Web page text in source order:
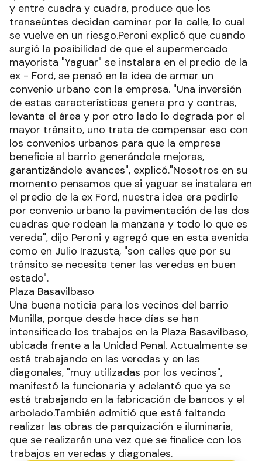
y entre cuadra y cuadra, produce que los
transeúntes decidan caminar por la calle, lo cual
se vuelve en un riesgo.Peroni explicó que cuando
surgió la posibilidad de que el supermercado
mayorista "Yaguar" se instalara en el predio de la
ex - Ford, se pensó en la idea de armar un
convenio urbano con la empresa. "Una inversión
de estas características genera pro y contras,
levanta el área y por otro lado lo degrada por el
mayor tránsito, uno trata de compensar eso con
los convenios urbanos para que la empresa
beneficie al barrio generándole mejoras,
garantizándole avances", explicó."Nosotros en su
momento pensamos que si yaguar se instalara en
el predio de la ex Ford, nuestra idea era pedirle
por convenio urbano la pavimentación de las dos
cuadras que rodean la manzana y todo lo que es
vereda", dijo Peroni y agregó que en esta avenida
como en Julio Irazusta, "son calles que por su
tránsito se necesita tener las veredas en buen
estado".
Plaza Basavilbaso
Una buena noticia para los vecinos del barrio
Munilla, porque desde hace días se han
intensificado los trabajos en la Plaza Basavilbaso,
ubicada frente a la Unidad Penal. Actualmente se
está trabajando en las veredas y en las
diagonales, "muy utilizadas por los vecinos",
manifestó la funcionaria y adelantó que ya se
está trabajando en la fabricación de bancos y el
arbolado.También admitió que está faltando
realizar las obras de parquización e iluminaria,
que se realizarán una vez que se finalice con los
trabajos en veredas y diagonales.